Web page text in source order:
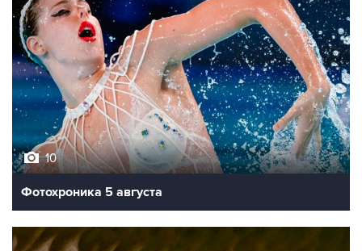
10
Фотохроника 5 августа